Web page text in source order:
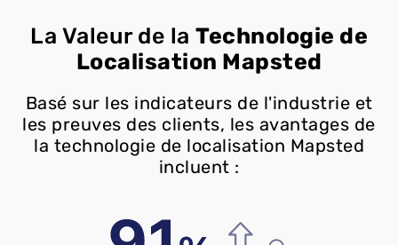
La Valeur de la Technologie de
Localisation Mapsted
Basé sur les indicateurs de l'industrie et
les preuves des clients, les avantages de
la technologie de localisation Mapsted
incluent :